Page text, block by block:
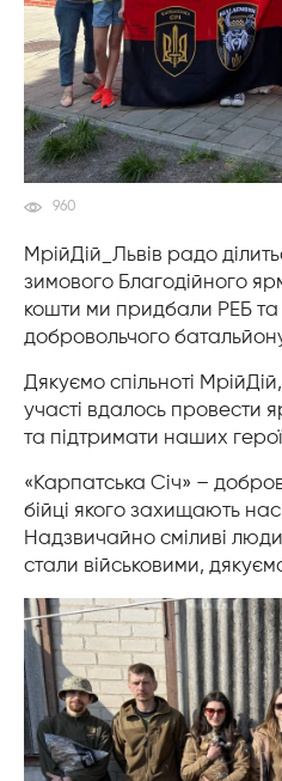
960
МрійДій_Львів радо
зимового Благодійного
кошти ми придбали РЕБ та
добровольчого
Дякуємо спільноті
участі вдалось провести
та підтримати наших
«Карпатська Січ» –
бійці якого захищають
Надзвичайно сміливі люди
стали військовими,